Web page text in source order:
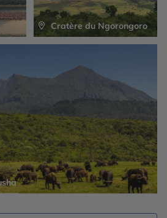
Cratère du Ngorongoro